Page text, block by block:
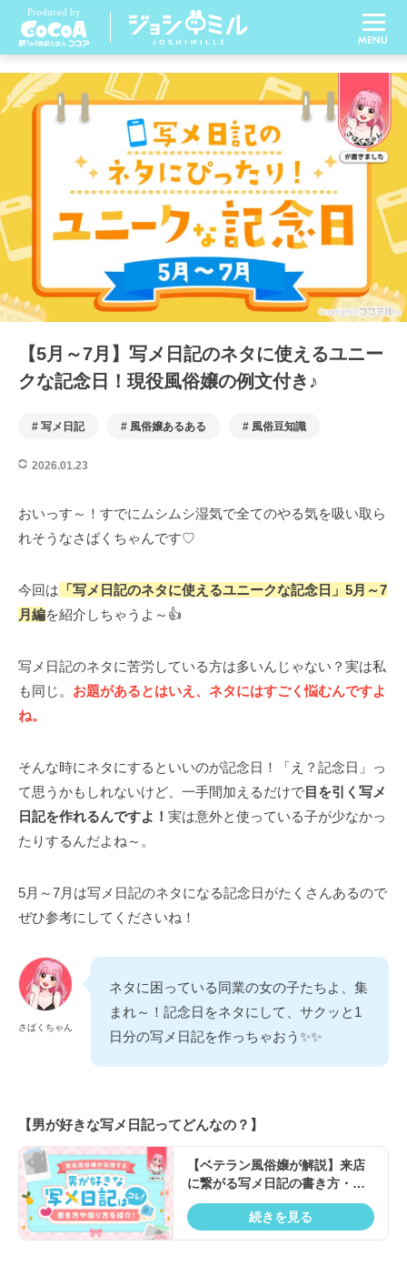
【5月～7月】写メ日記のネタに使えるユニー
クな記念日！現役風俗嬢の例文付き♪
写メ日記 風俗嬢あるある 風俗豆知識
2026.01.23
おいっす～！すでにムシムシ湿気で全てのやる気を吸い取ら
れそうなさばくちゃんです♡
今回は 「写メ日記のネタに使えるユニークな記念日」5月～7
月編を紹介しちゃうよ～👍
写メ日記のネタに苦労している方は多いんじゃない？実は私
も同じ。 お題があるとはいえ、ネタにはすごく悩むんですよ
ね。
そんな時にネタにするといいのが記念日！「え？記念日」っ
て思うかもしれないけど、一手間加えるだけで目を引く写メ
日記を作れるんですよ！ 実は意外と使っている子が少なかっ
たりするんだよね～。
5月～7月は写メ日記のネタになる記念日がたくさんあるので
ぜひ参考にしてくださいね！
さばくちゃん
ネタに困っている同業の女の子たちよ、集
まれ～！記念日をネタにして、サクッと1
日分の写メ日記を作っちゃおう✨✨
【男が好きな写メ日記ってどんなの？】
【ベテラン風俗嬢が解説】来店
に繋がる写メ日記の書き方・コ
ツを徹底解説！良くない例も紹
介
続きを見る